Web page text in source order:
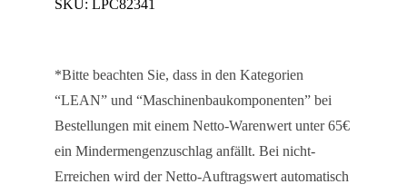
Menge
SKU: LPC82341
*Bitte beachten Sie, dass in den Kategorien
“LEAN” und “Maschinenbaukomponenten” bei
Bestellungen mit einem Netto-Warenwert unter 65€
ein Mindermengenzuschlag anfällt. Bei nicht-
Erreichen wird der Netto-Auftragswert automatisch